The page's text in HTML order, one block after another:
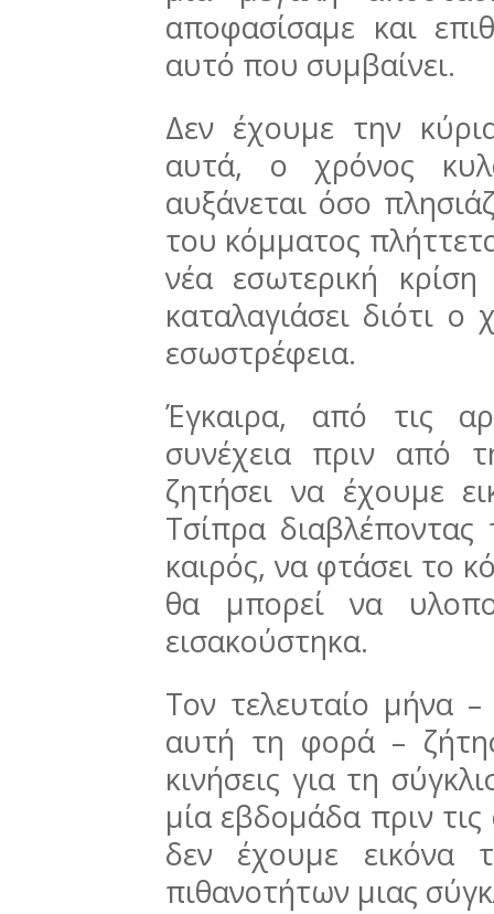
αποφασίσαμε και
αυτό που συμβαίνει.
Δεν έχουμε την
αυτά, ο χρόνος
αυξάνεται όσο
του κόμματος
νέα εσωτερική
καταλαγιάσει διότι
εσωστρέφεια.
Έγκαιρα, από τις
συνέχεια πριν από
ζητήσει να έχουμε
Τσίπρα
καιρός, να φτάσει το
θα μπορεί να
εισακούστηκα.
Τον τελευταίο μήνα
αυτή τη φορά –
κινήσεις για τη
μία εβδομάδα πριν
δεν έχουμε εικόνα
πιθανοτήτων μιας